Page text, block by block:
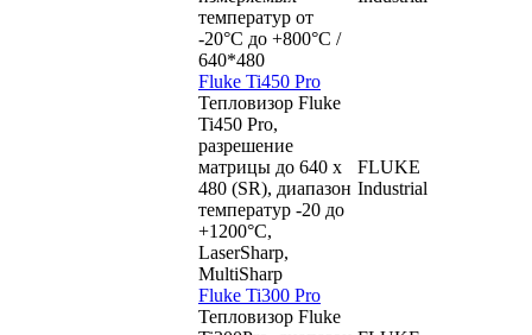
температур от
-20°C до +800°C /
640*480
Fluke Ti450 Pro
Тепловизор Fluke
Ti450 Pro,
разрешение
матрицы до 640 x
480 (SR), диапазон
температур -20 до
+1200°C,
LaserSharp,
MultiSharp
FLUKE
Industrial
Fluke Ti300 Pro
Тепловизор Fluke